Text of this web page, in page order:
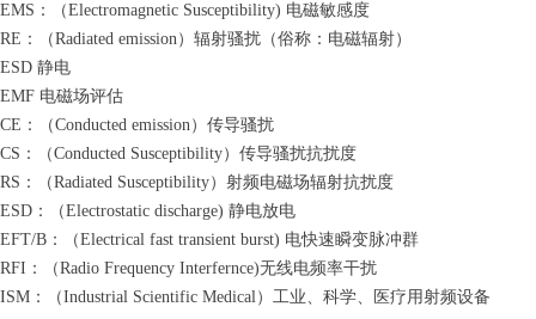
EMS：（Electromagnetic Susceptibility) 电磁敏感度
RE：（Radiated emission）辐射骚扰（俗称：电磁辐射）
ESD 静电
EMF 电磁场评估
CE：（Conducted emission）传导骚扰
CS：（Conducted Susceptibility）传导骚扰抗扰度
RS：（Radiated Susceptibility）射频电磁场辐射抗扰度
ESD：（Electrostatic discharge) 静电放电
EFT/B：（Electrical fast transient burst) 电快速瞬变脉冲群
RFI：（Radio Frequency Interfernce)无线电频率干扰
ISM：（Industrial Scientific Medical）工业、科学、医疗用射频设备